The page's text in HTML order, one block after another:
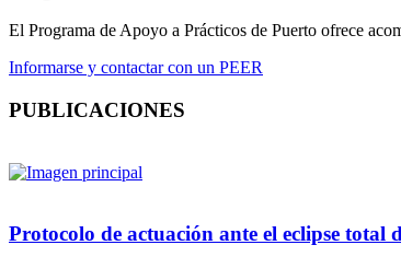
El Programa de Apoyo a Prácticos de Puerto ofrece
Informarse y contactar con un PEER
PUBLICACIONES
Protocolo de actuación ante el eclipse total